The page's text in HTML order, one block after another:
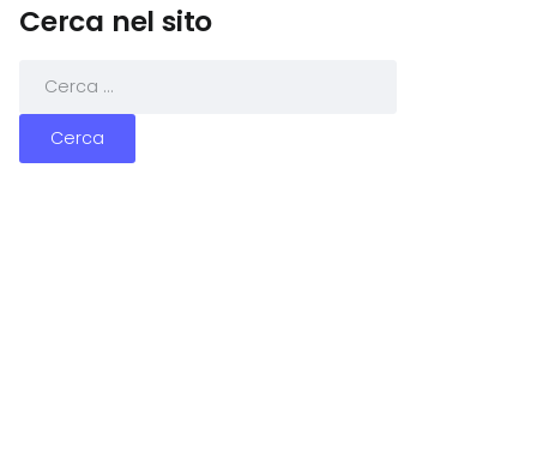
Cerca nel sito